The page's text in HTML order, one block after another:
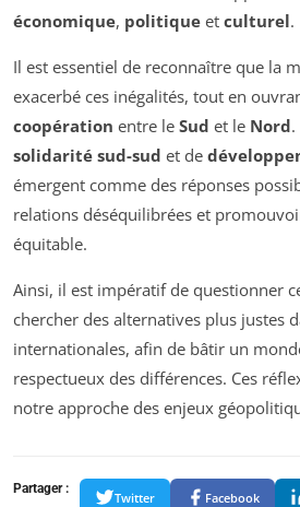
économique, politique et culturel.
Il est essentiel de reconnaître que la
exacerbé ces inégalités, tout en
coopération entre le Sud et le Nord
solidarité sud-sud et de
émergent comme des réponses
relations déséquilibrées et
équitable.
Ainsi, il est impératif de questionner
chercher des alternatives plus justes
internationales, afin de bâtir un
respectueux des différences. Ces
notre approche des enjeux
Partager :
Twitter Facebook